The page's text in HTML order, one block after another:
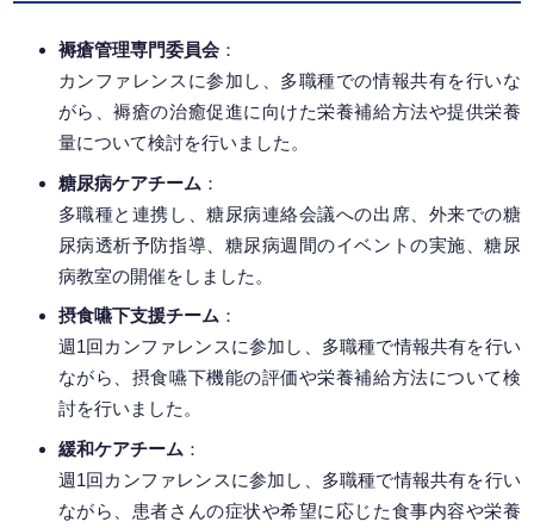
褥瘡管理専門委員会：
カンファレンスに参加し、多職種での情報共有を行いな
がら、褥瘡の治癒促進に向けた栄養補給方法や提供栄養
量について検討を行いました。
糖尿病ケアチーム ：
多職種と連携し、糖尿病連絡会議への出席、外来での糖
尿病透析予防指導、糖尿病週間のイベントの実施、糖尿
病教室の開催をしました。
摂食嚥下支援チーム ：
週1回カンファレンスに参加し、多職種で情報共有を行い
ながら、摂食嚥下機能の評価や栄養補給方法について検
討を行いました。
緩和ケアチーム ：
週1回カンファレンスに参加し、多職種で情報共有を行い
ながら、患者さんの症状や希望に応じた食事内容や栄養